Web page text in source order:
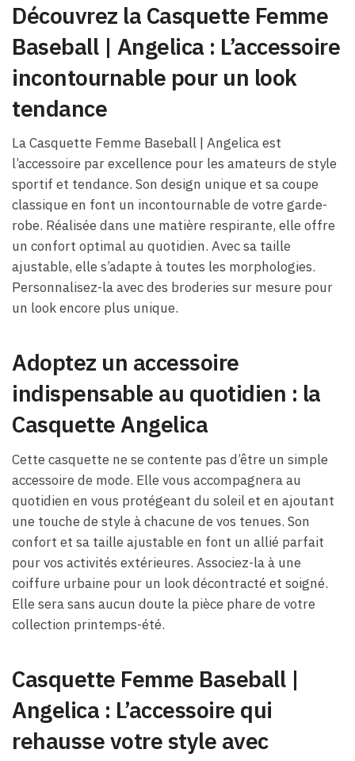
Découvrez la Casquette Femme
Baseball | Angelica : L’accessoire
incontournable pour un look
tendance
La Casquette Femme Baseball | Angelica est
l’accessoire par excellence pour les amateurs de style
sportif et tendance. Son design unique et sa coupe
classique en font un incontournable de votre garde-
robe. Réalisée dans une matière respirante, elle offre
un confort optimal au quotidien. Avec sa taille
ajustable, elle s’adapte à toutes les morphologies.
Personnalisez-la avec des broderies sur mesure pour
un look encore plus unique.
Adoptez un accessoire
indispensable au quotidien : la
Casquette Angelica
Cette casquette ne se contente pas d’être un simple
accessoire de mode. Elle vous accompagnera au
quotidien en vous protégeant du soleil et en ajoutant
une touche de style à chacune de vos tenues. Son
confort et sa taille ajustable en font un allié parfait
pour vos activités extérieures. Associez-la à une
coiffure urbaine pour un look décontracté et soigné.
Elle sera sans aucun doute la pièce phare de votre
collection printemps-été.
Casquette Femme Baseball |
Angelica : L’accessoire qui
rehausse votre style avec